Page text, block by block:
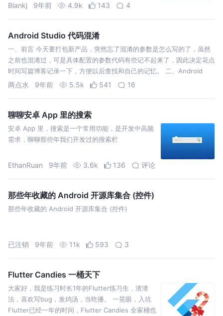
Blankj 9年前 4.9k 143 4
Android Studio 代码混淆
一、前言 今天要打包新产品，突然忘了混淆的参数是怎么写的了，虽然
之前也混淆过，可是具体配置的参数代码有些记不起来了，因此决定花点
时间写篇博客记录一下，方便以后查找和自己的记忆。 二、Android
Studio 代码混淆基本配置 在工程目录下，找到 proguard-rules…
两点水 9年前 5.5k 541 16
聊聊安卓 App 里的搜索
安卓 App 里，搜索是一个常用功能，是开发中高频
需求，聊聊那些年我们开发过的搜索栏
EthanRuan 9年前 3.6k 136 评论
那些年收藏的 Android 开源库集合 (控件)
那些年收藏的 Android 开源库集合 (控件)
已注销 9年前 11k 593 3
Flutter Candies 一桶天下
大家好，我是练习时长1年的Flutter练习生，渣渣
法，喜欢写bug，发鸡汤，当吃播。 一晃眼，入坑
Flutter已经一年的时间，Flutter Candies 全家桶也